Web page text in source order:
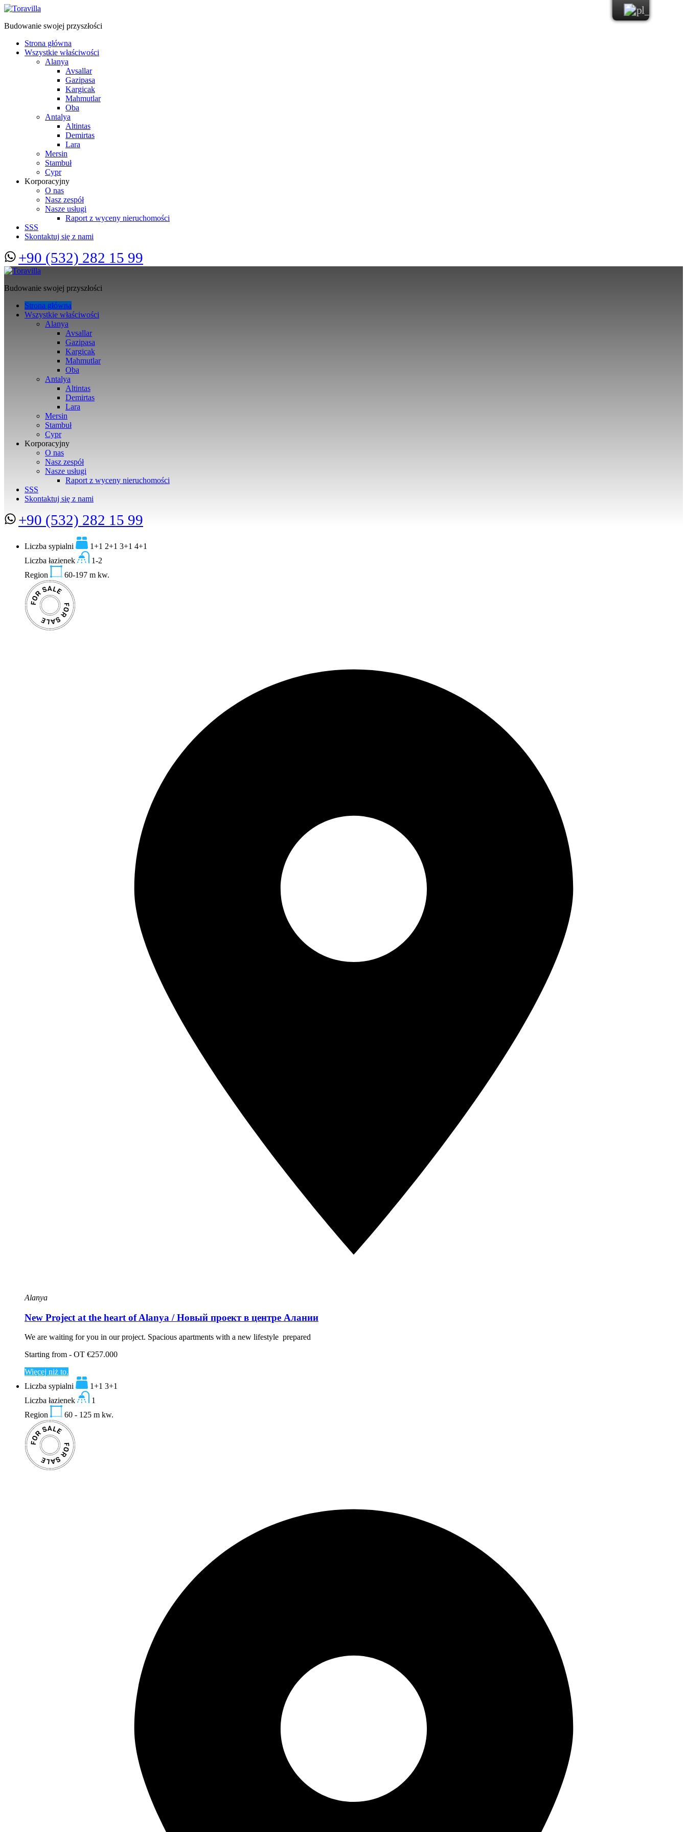
Budowanie swojej przyszłości
Strona główna
Wszystkie właściwości
Alanya
Avsallar
Gazipasa
Kargicak
Mahmutlar
Oba
Antalya
Altintas
Demirtas
Lara
Mersin
Stambuł
Cypr
Korporacyjny
O nas
Nasz zespół
Nasze usługi
Raport z wyceny nieruchomości
SSS
Skontaktuj się z nami
+90 (532) 282 15 99
Budowanie swojej przyszłości
Strona główna
Wszystkie właściwości
Alanya
Avsallar
Gazipasa
Kargicak
Mahmutlar
Oba
Antalya
Altintas
Demirtas
Lara
Mersin
Stambuł
Cypr
Korporacyjny
O nas
Nasz zespół
Nasze usługi
Raport z wyceny nieruchomości
SSS
Skontaktuj się z nami
+90 (532) 282 15 99
Liczba sypialni
1+1 2+1 3+1 4+1
Liczba łazienek
1-2
Region
60-197 m kw.
Alanya
New Project at the heart of Alanya / Новый проект в центре Алании
We are waiting for you in our project. Spacious apartments with a new lifestyle prepared
Starting from - OT €257.000
Więcej niż to.
Liczba sypialni
1+1 3+1
Liczba łazienek
1
Region
60 - 125 m kw.